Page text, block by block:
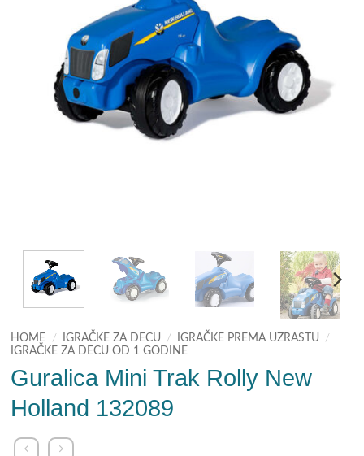
HOME / IGRAČKE ZA DECU / IGRAČKE PREMA UZRASTU
/
IGRAČKE ZA DECU OD 1 GODINE
Guralica Mini Trak Rolly New
Holland 132089